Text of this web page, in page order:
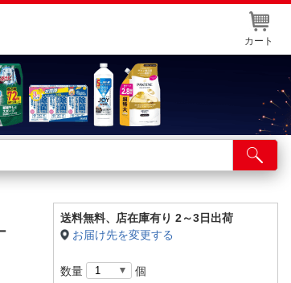
カート
覧
送料無料、 店在庫有り 2～3日出荷
お届け先を変更する
数量 個